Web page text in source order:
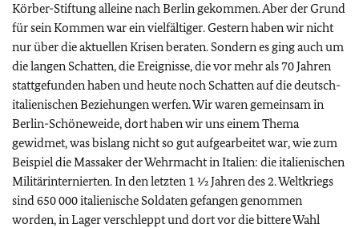
Körber-Stiftung alleine nach Berlin gekommen. Aber der Grund
für sein Kommen war ein vielfältiger. Gestern haben wir nicht
nur über die aktuellen Krisen beraten. Sondern es ging auch um
die langen Schatten, die Ereignisse, die vor mehr als 70 Jahren
stattgefunden haben und heute noch Schatten auf die deutsch-
italienischen Beziehungen werfen. Wir waren gemeinsam in
Berlin-Schöneweide, dort haben wir uns einem Thema
gewidmet, was bislang nicht so gut aufgearbeitet war, wie zum
Beispiel die Massaker der Wehrmacht in Italien: die italienischen
Militärinternierten. In den letzten 1 ½ Jahren des 2. Weltkriegs
sind 650 000 italienische Soldaten gefangen genommen
worden, in Lager verschleppt und dort vor die bittere Wahl